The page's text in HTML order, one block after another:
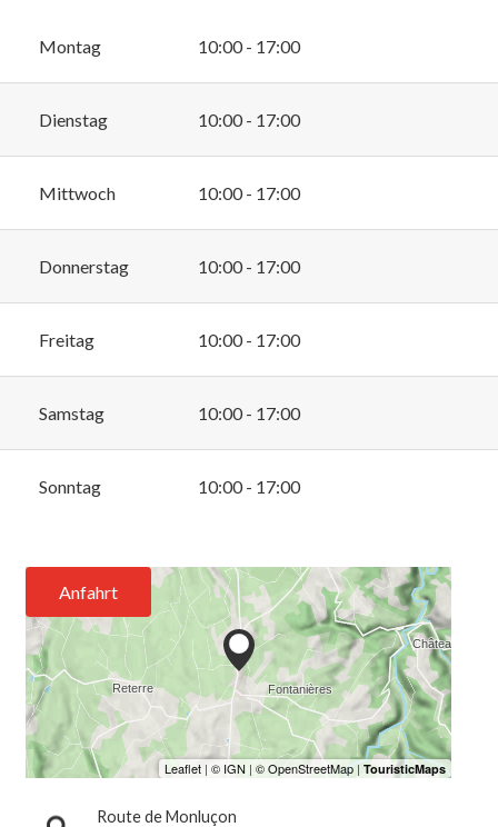
Montag 10:00 - 17:00
Dienstag 10:00 - 17:00
Mittwoch 10:00 - 17:00
Donnerstag 10:00 - 17:00
Freitag 10:00 - 17:00
Samstag 10:00 - 17:00
Sonntag 10:00 - 17:00
Anfahrt
Route de Monluçon